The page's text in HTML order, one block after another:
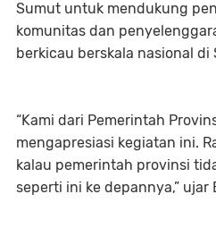
Sumut untuk mendukung
komunitas dan
berkicau berskala nasional di
“Kami dari Pemerintah
mengapresiasi kegiatan ini.
kalau pemerintah provinsi
seperti ini ke depannya,” ujar